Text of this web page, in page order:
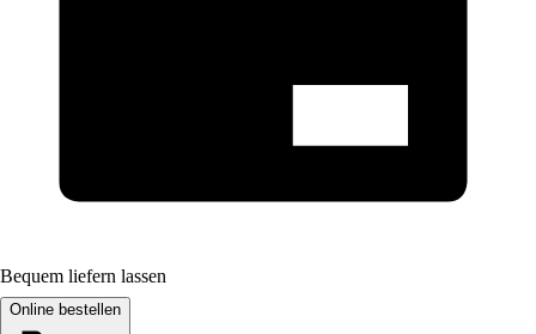
Bequem liefern lassen
Online bestellen